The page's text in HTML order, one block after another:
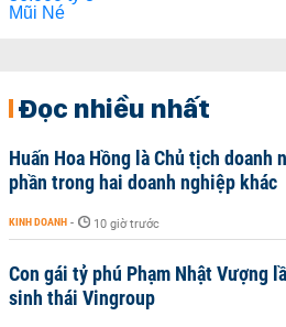
Đọc nhiều nhất
Huấn Hoa Hồng là Chủ tịch doanh
phần trong hai doanh nghiệp khác
KINH DOANH - 10 giờ trước
Con gái tỷ phú Phạm Nhật Vượng
sinh thái Vingroup